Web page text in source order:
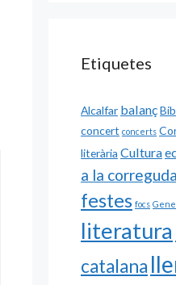
Etiquetes
Alcalfar balanç
concert concerts
literària Cultura
a la correguda
festes focs
literatura
catalana